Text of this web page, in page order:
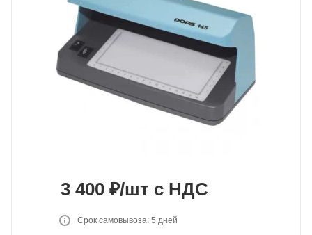
3 400 ₽/шт с НДС
Срок самовывоза: 5 дней